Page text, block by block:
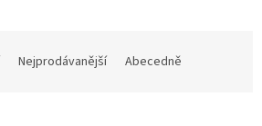
Nejprodávanější Abecedně